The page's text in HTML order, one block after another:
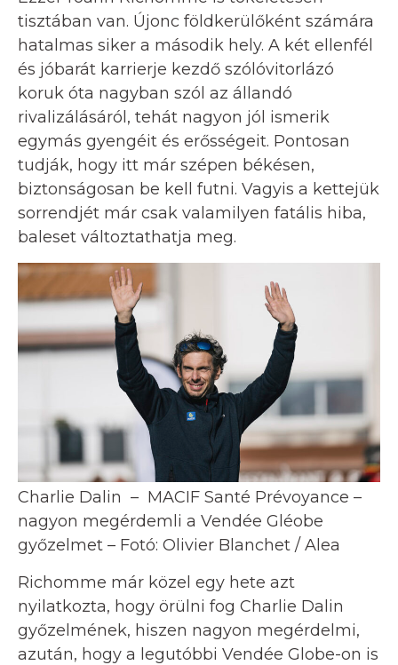
tisztában van. Újonc földkerülőként számára
hatalmas siker a második hely. A két ellenfél
és jóbarát karrierje kezdő szólóvitorlázó
koruk óta nagyban szól az állandó
rivalizálásáról, tehát nagyon jól ismerik
egymás gyengéit és erősségeit. Pontosan
tudják, hogy itt már szépen békésen,
biztonságosan be kell futni. Vagyis a kettejük
sorrendjét már csak valamilyen fatális hiba,
baleset változtathatja meg.
Charlie Dalin – MACIF Santé Prévoyance –
nagyon megérdemli a Vendée Gléobe
győzelmet – Fotó: Olivier Blanchet / Alea
Richomme már közel egy hete azt
nyilatkozta, hogy örülni fog Charlie Dalin
győzelmének, hiszen nagyon megérdelmi,
azután, hogy a legutóbbi Vendée Globe-on is